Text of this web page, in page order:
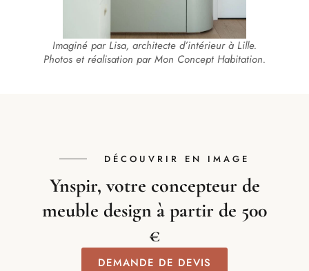
Imaginé par Lisa, architecte d’intérieur à Lille.
Photos et réalisation par Mon Concept Habitation.
DÉCOUVRIR EN IMAGE
Ynspir, votre concepteur de
meuble design à partir de 500
€
DEMANDE DE DEVIS